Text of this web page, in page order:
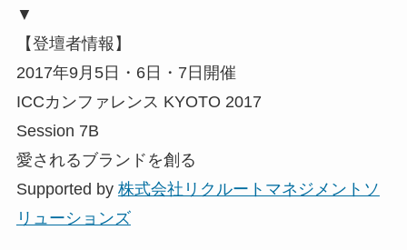
▼
【登壇者情報】
2017年9月5日・6日・7日開催
ICCカンファレンス KYOTO 2017
Session 7B
愛されるブランドを創る
Supported by 株式会社リクルートマネジメントソ
リューションズ